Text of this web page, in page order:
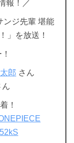
報！／
ンジ先輩 堪能
」を放送！
郎 さん
ん
！